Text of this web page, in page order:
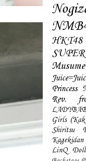
HKT48
Musume
Princess
Rev.
Girls
Shiritsu
Kagekidan
LinQ